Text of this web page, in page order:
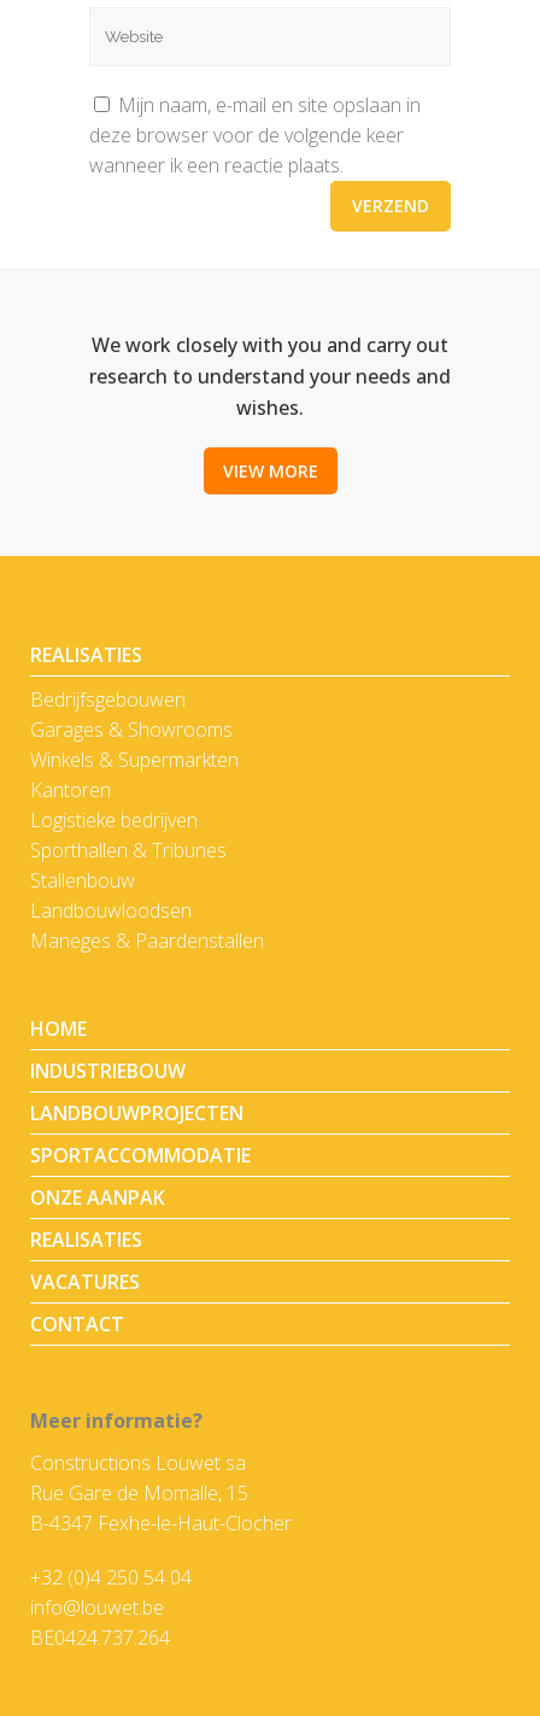
Mijn naam, e-mail en site opslaan in
deze browser voor de volgende keer
wanneer ik een reactie plaats.
We work closely with you and carry out
research to understand your needs and
wishes.
VIEW MORE
REALISATIES
Bedrijfsgebouwen
Garages & Showrooms
Winkels & Supermarkten
Kantoren
Logistieke bedrijven
Sporthallen & Tribunes
Stallenbouw
Landbouwloodsen
Maneges & Paardenstallen
HOME
INDUSTRIEBOUW
LANDBOUWPROJECTEN
SPORTACCOMMODATIE
ONZE AANPAK
REALISATIES
VACATURES
CONTACT
Meer informatie?
Constructions Louwet sa
Rue Gare de Momalle, 15
B-4347 Fexhe-le-Haut-Clocher
+32 (0)4 250 54 04
info@louwet.be
BE0424.737.264